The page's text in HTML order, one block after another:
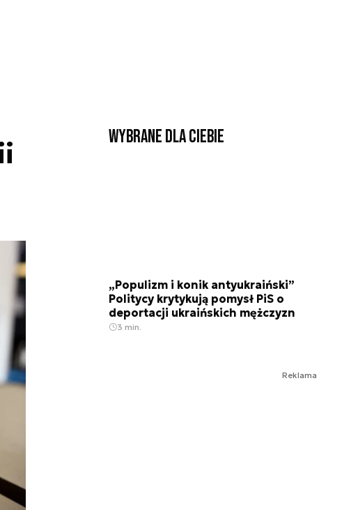
Wybrane dla Ciebie
„Populizm i konik antyukraiński”
Politycy krytykują pomysł PiS o
deportacji ukraińskich mężczyzn
3 min.
Reklama